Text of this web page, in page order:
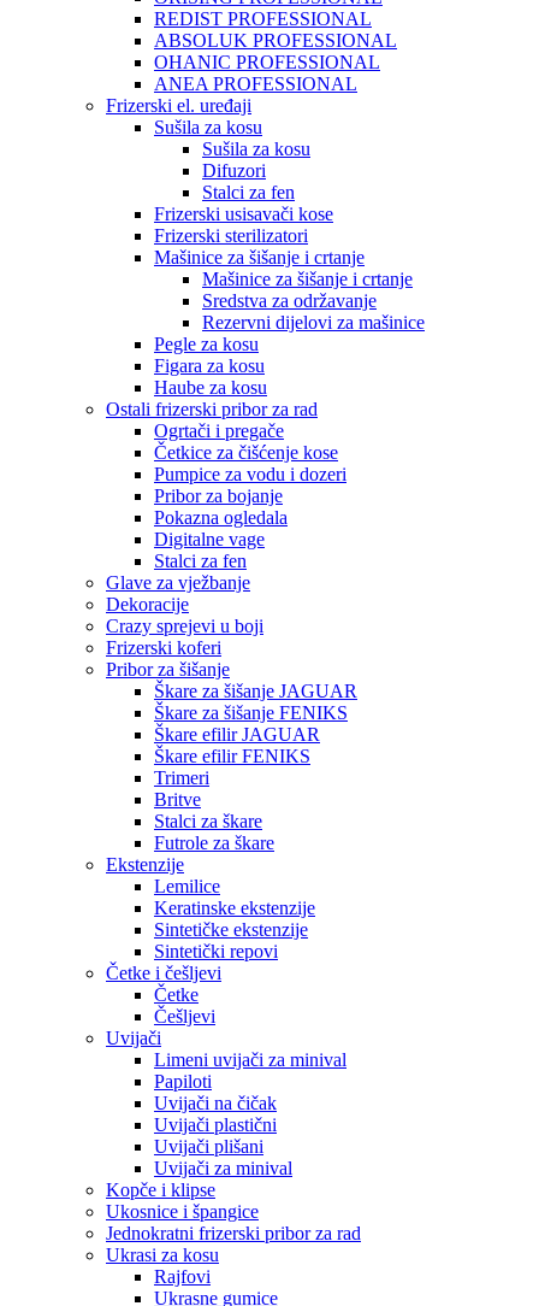
REDIST PROFESSIONAL
ABSOLUK PROFESSIONAL
OHANIC PROFESSIONAL
ANEA PROFESSIONAL
Frizerski el. uređaji
Sušila za kosu
Sušila za kosu
Difuzori
Stalci za fen
Frizerski usisavači kose
Frizerski sterilizatori
Mašinice za šišanje i crtanje
Mašinice za šišanje i crtanje
Sredstva za održavanje
Rezervni dijelovi za mašinice
Pegle za kosu
Figara za kosu
Haube za kosu
Ostali frizerski pribor za rad
Ogrtači i pregače
Četkice za čišćenje kose
Pumpice za vodu i dozeri
Pribor za bojanje
Pokazna ogledala
Digitalne vage
Stalci za fen
Glave za vježbanje
Dekoracije
Crazy sprejevi u boji
Frizerski koferi
Pribor za šišanje
Škare za šišanje JAGUAR
Škare za šišanje FENIKS
Škare efilir JAGUAR
Škare efilir FENIKS
Trimeri
Britve
Stalci za škare
Futrole za škare
Ekstenzije
Lemilice
Keratinske ekstenzije
Sintetičke ekstenzije
Sintetički repovi
Četke i češljevi
Četke
Češljevi
Uvijači
Limeni uvijači za minival
Papiloti
Uvijači na čičak
Uvijači plastični
Uvijači plišani
Uvijači za minival
Kopče i klipse
Ukosnice i špangice
Jednokratni frizerski pribor za rad
Ukrasi za kosu
Rajfovi
Ukrasne gumice